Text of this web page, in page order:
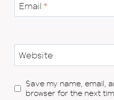
Email *
Website
Save my name, email,
browser for the next